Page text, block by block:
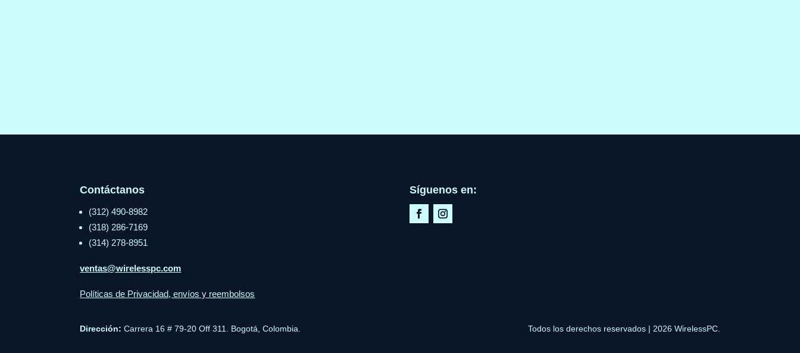
Contáctanos
(312) 490-8982
(318) 286-7169
(314) 278-8951
ventas@wirelesspc.com
Políticas de Privacidad, envíos y reembolsos
Síguenos en:
Dirección:Carrera 16 # 79-20 Off 311. Bogotá, Colombia. Todos los derechos reservados | 2026 WirelessPC.